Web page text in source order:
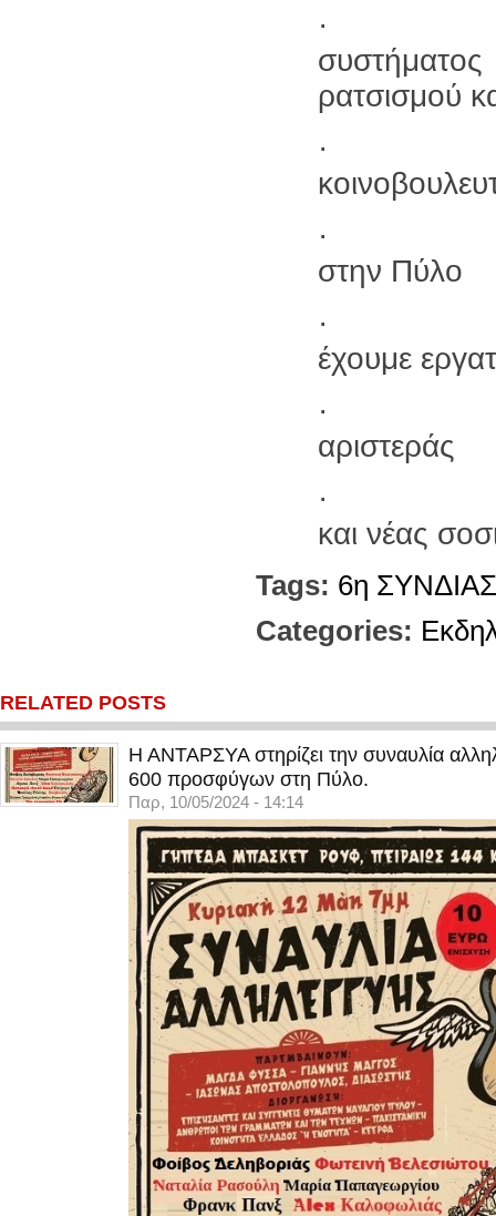
· την
ρατσισμού
· την
·
στην Πύλο
· ένα
έχουμε
· ένα
αριστεράς
·
και νέας
Tags: 6η
Categories:
RELATED POSTS
Η ΑΝΤΑΡΣΥΑ στηρίζει την συναυλία
600 προσφύγων στη Πύλο.
Παρ, 10/05/2024 - 14:14